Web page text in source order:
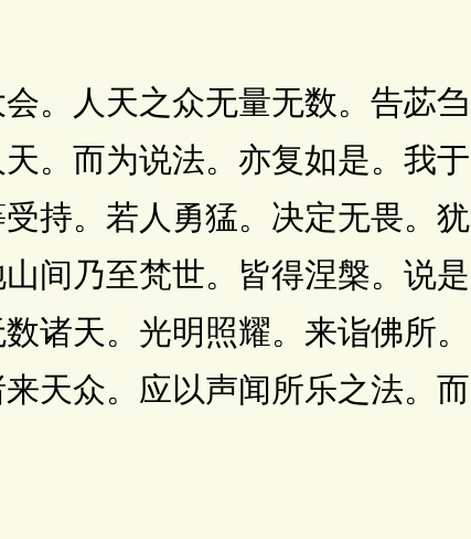
人天之众无量无数。告苾刍
。而为说法。亦复如是。我于
持。若人勇猛。决定无畏。犹
间乃至梵世。皆得涅槃。说是
诸天。光明照耀。来诣佛所。
天众。应以声闻所乐之法。而